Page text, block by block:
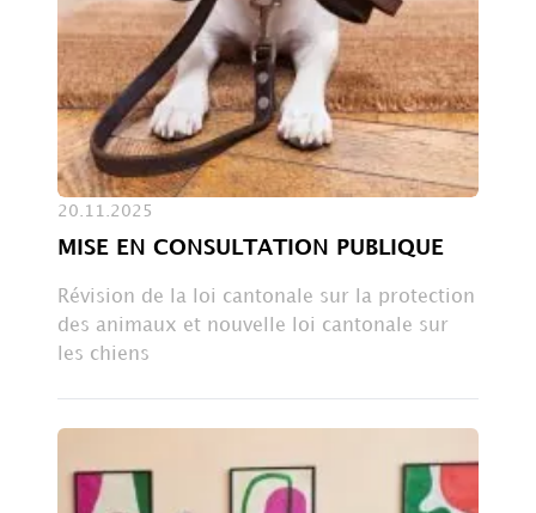
20.11.2025
MISE EN CONSULTATION PUBLIQUE
Révision de la loi cantonale sur la protection
des animaux et nouvelle loi cantonale sur
les chiens